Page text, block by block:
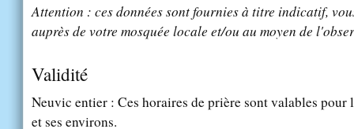
Attention : ces données sont fournies à titre indicatif,
auprès de votre mosquée locale et/ou au moyen de
Validité
Neuvic entier : Ces horaires de prière sont valables
et ses environs.